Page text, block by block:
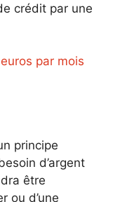
crédit par une
par mois
principe
d’argent
être
ou d’une